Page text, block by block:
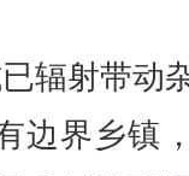
辐射带动
边界乡镇